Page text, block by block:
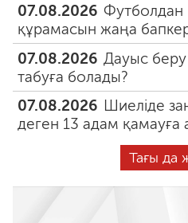
07.08.2026 Футболдан
құрамасын жаңа
07.08.2026 Дауыс беру
табуға болады?
07.08.2026 Шиеліде
деген 13 адам қамауға
Тағы да